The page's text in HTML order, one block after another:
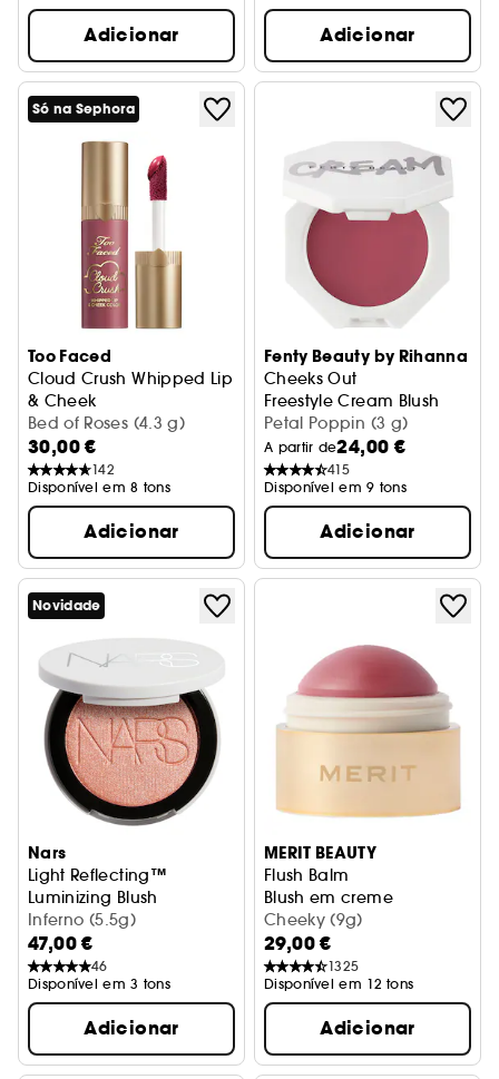
Adicionar Adicionar
Só na Sephora
Too Faced
Cloud Crush Whipped Lip
& Cheek
Pintura para lábios e maçãs do rosto
Bed of Roses (4.3 g)
30,00 €
142
Disponível em 8 tons
Adicionar
Fenty Beauty by Rihanna
Cheeks Out
Freestyle Cream Blush
Petal Poppin (3 g)
A partir de24,00 €
415
Disponível em 9 tons
Adicionar
Novidade
Nars
Light Reflecting™
Luminizing Blush
Blush Perolado Iluminador
Inferno (5.5g)
47,00 €
46
Disponível em 3 tons
Adicionar
MERIT BEAUTY
Flush Balm
Blush em creme
Cheeky (9g)
29,00 €
1325
Disponível em 12 tons
Adicionar